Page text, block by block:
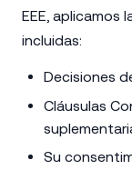
EEE, aplicamos
incluidas:
Decisiones
Cláusulas
Su